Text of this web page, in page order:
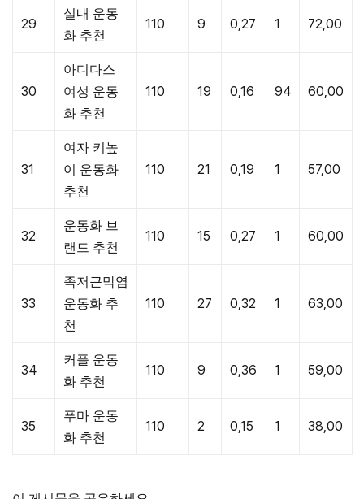
29
실내 운동
화 추천
110 9 0,27 1 72,00
30
아디다스
여성 운동
화 추천
110 19 0,16 94 60,00
31
여자 키높
이 운동화
추천
110 21 0,19 1 57,00
32
운동화 브
랜드 추천
110 15 0,27 1 60,00
33
족저근막염
운동화 추
천
110 27 0,32 1 63,00
34
커플 운동
화 추천
110 9 0,36 1 59,00
35
푸마 운동
화 추천
110 2 0,15 1 38,00